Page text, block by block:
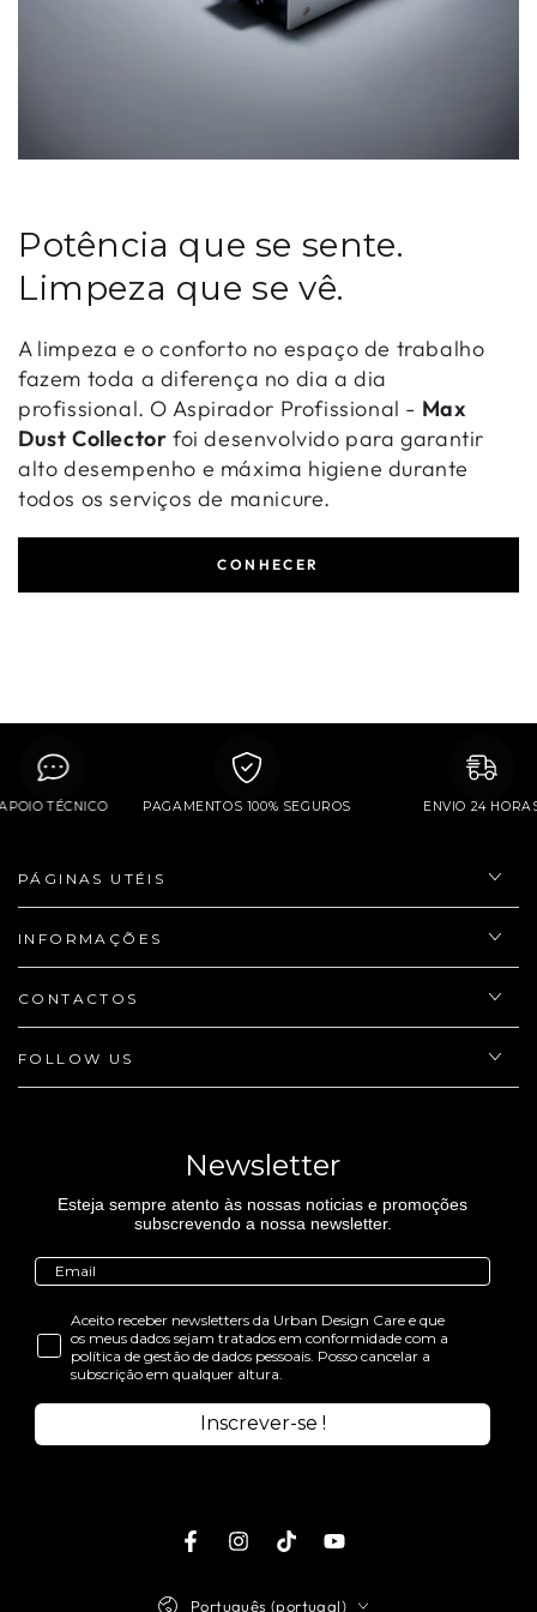
Potência que se sente.
Limpeza que se vê.
A limpeza e o conforto no espaço de trabalho
fazem toda a diferença no dia a dia
profissional. O Aspirador Profissional - Max
Dust Collector foi desenvolvido para garantir
alto desempenho e máxima higiene durante
todos os serviços de manicure.
CONHECER
APOIO TÉCNICO PAGAMENTOS 100% SEGUROS ENVIO 24
PÁGINAS UTÉIS
INFORMAÇÕES
CONTACTOS
FOLLOW US
Newsletter
Esteja sempre atento às nossas noticias e promoções
subscrevendo a nossa newsletter.
Aceito receber newsletters da Urban Design Care e que
os meus dados sejam tratados em conformidade com a
política de gestão de dados pessoais. Posso cancelar a
subscrição em qualquer altura.
Inscrever-se !
FacebookInstagramTikTokYoutube
Português (portugal)